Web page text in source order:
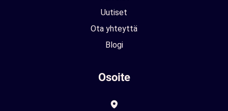
Uutiset
Ota yhteyttä
Blogi
Osoite